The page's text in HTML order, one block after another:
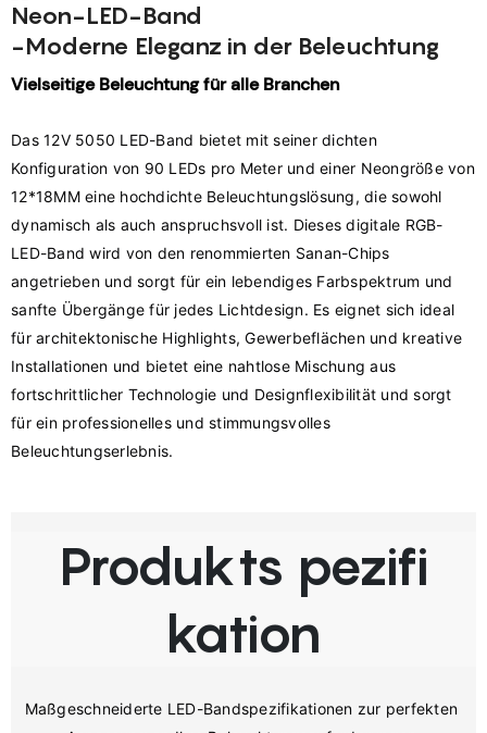
Neon-LED-Band
-Moderne Eleganz in der Beleuchtung
Vielseitige Beleuchtung für alle Branchen
Das 12V 5050 LED-Band bietet mit seiner dichten
Konfiguration von 90 LEDs pro Meter und einer Neongröße von
12*18MM eine hochdichte Beleuchtungslösung, die sowohl
dynamisch als auch anspruchsvoll ist. Dieses digitale RGB-
LED-Band wird von den renommierten Sanan-Chips
angetrieben und sorgt für ein lebendiges Farbspektrum und
sanfte Übergänge für jedes Lichtdesign. Es eignet sich ideal
für architektonische Highlights, Gewerbeflächen und kreative
Installationen und bietet eine nahtlose Mischung aus
fortschrittlicher Technologie und Designflexibilität und sorgt
für ein professionelles und stimmungsvolles
Produkts pezifi
kation
Maßgeschneiderte LED-Bandspezifikationen zur perfekten